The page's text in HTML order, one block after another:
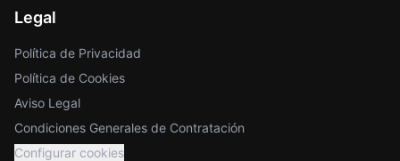
Legal
Política de Privacidad
Política de Cookies
Aviso Legal
Condiciones Generales de Contratación
Configurar cookies